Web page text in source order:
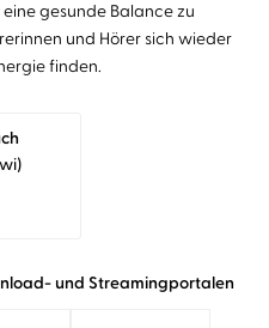
gesunde Balance zu
und Hörer sich wieder
finden.
und Streamingportalen